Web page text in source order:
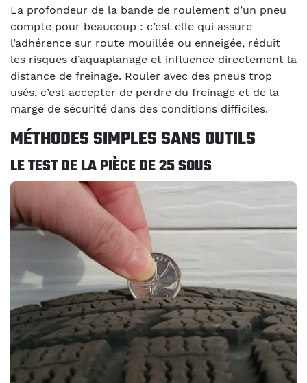
La profondeur de la bande de roulement d’un pneu
compte pour beaucoup : c’est elle qui assure
l’adhérence sur route mouillée ou enneigée, réduit
les risques d’aquaplanage et influence directement la
distance de freinage. Rouler avec des pneus trop
usés, c’est accepter de perdre du freinage et de la
marge de sécurité dans des conditions difficiles.
MÉTHODES SIMPLES SANS OUTILS
LE TEST DE LA PIÈCE DE 25 SOUS